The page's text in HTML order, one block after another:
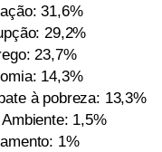
31,6%
29,2%
23,7%
14,3%
à pobreza: 13,3%
Ambiente: 1,5%
1%